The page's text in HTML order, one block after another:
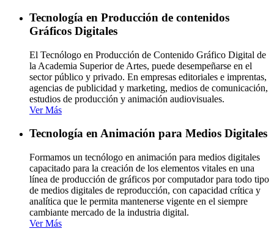
Tecnología en Producción de contenidos
Gráficos Digitales
El Tecnólogo en Producción de Contenido Gráfico Digital de
la Academia Superior de Artes, puede desempeñarse en el
sector público y privado. En empresas editoriales e imprentas,
agencias de publicidad y marketing, medios de comunicación,
estudios de producción y animación audiovisuales.
Ver Más
Tecnología en Animación para Medios Digitales
Formamos un tecnólogo en animación para medios digitales
capacitado para la creación de los elementos vitales en una
línea de producción de gráficos por computador para todo tipo
de medios digitales de reproducción, con capacidad crítica y
analítica que le permita mantenerse vigente en el siempre
cambiante mercado de la industria digital.
Ver Más